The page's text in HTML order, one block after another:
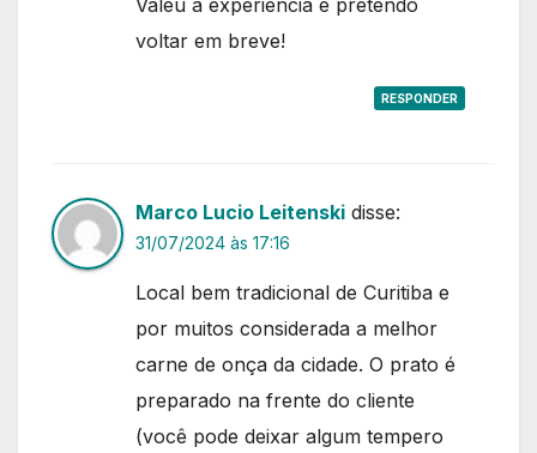
voltar em breve!
RESPONDER
Marco Lucio Leitenski disse:
31/07/2024 às 17:16
Local bem tradicional de Curitiba e
por muitos considerada a melhor
carne de onça da cidade. O prato é
preparado na frente do cliente
(você pode deixar algum tempero